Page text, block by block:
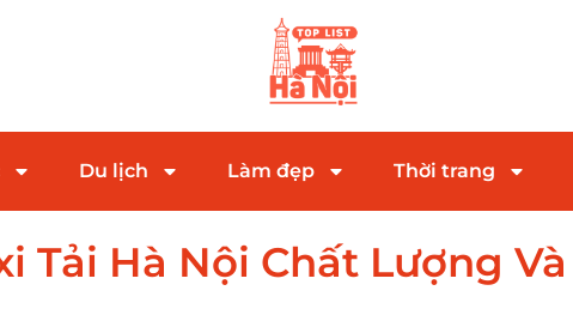
Du lịch Làm đẹp Thời trang
Tải Hà Nội Chất Lượng Và